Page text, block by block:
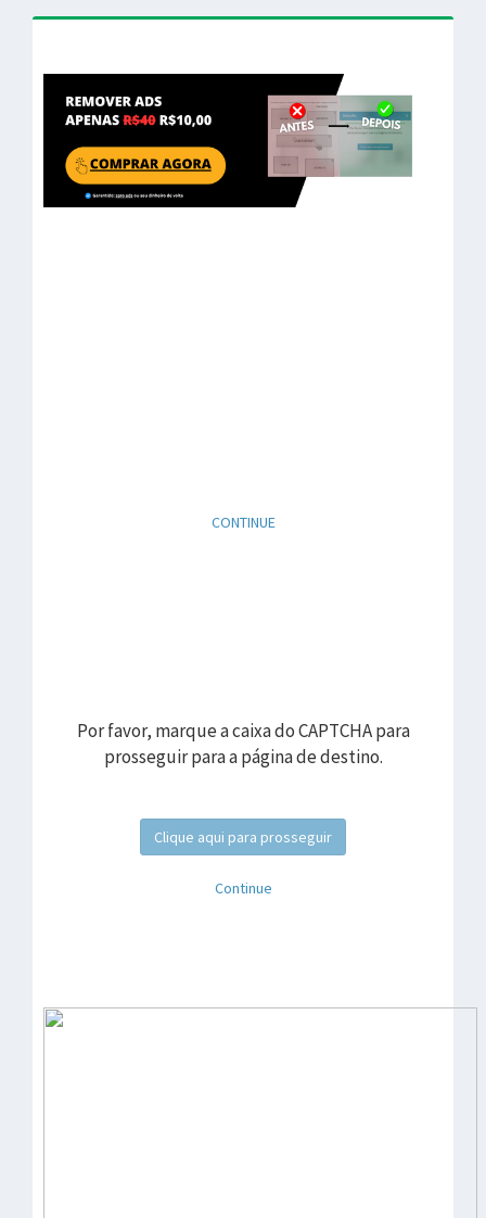
CONTINUE
Por favor, marque a caixa do CAPTCHA para
prosseguir para a página de destino.
Clique aqui para prosseguir
Continue